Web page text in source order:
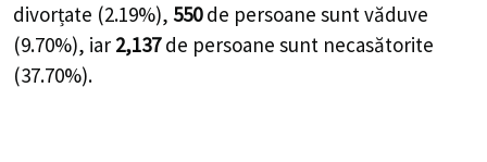
divorțate (2.19%), 550 de persoane sunt văduve
(9.70%), iar 2,137 de persoane sunt necasătorite
(37.70%).